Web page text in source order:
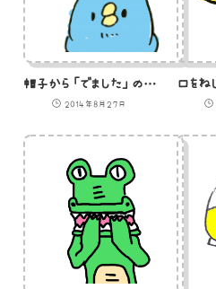
帽子から「でました」のイラスト
2014年8月27日